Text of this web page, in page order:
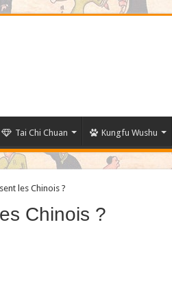
Tai Chi Chuan Kungfu Wushu
les Chinois ?
Chinois ?